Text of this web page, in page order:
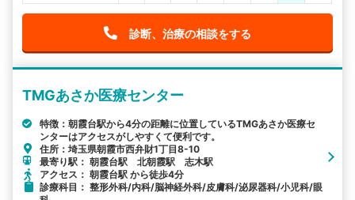
診断、治療の相談をする
TMGあさか医療センター
特徴：朝霞台駅から4分の距離に位置しているTMGあさか医療セ
ンターはアクセスがしやすくて便利です。
住所：埼玉県朝霞市西弁財1丁目8-10
最寄り駅： 朝霞台駅 北朝霞駅 志木駅
アクセス： 朝霞台駅 から徒歩4分
診療科目： 整形外科/内科/脳神経外科/皮膚科/泌尿器科/小児科/眼